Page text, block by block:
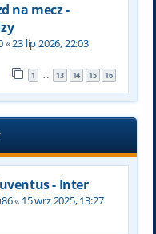
na mecz -
«23 lip 2026, 22:03
1 … 13 14 15 16
- Inter
« 15 wrz 2025, 13:27